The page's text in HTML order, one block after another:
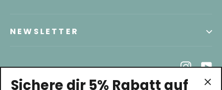
NEWSLETTER
mit Liebe von Kathi und Thilo ♥
Sichere dir 5% Rabatt auf